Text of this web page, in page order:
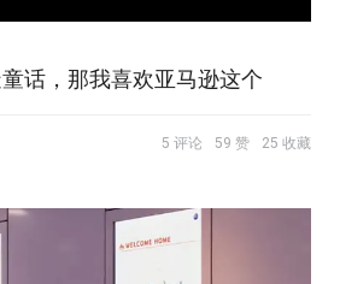
话，那我喜欢亚马逊这个
5 评论 59 赞 25 收藏